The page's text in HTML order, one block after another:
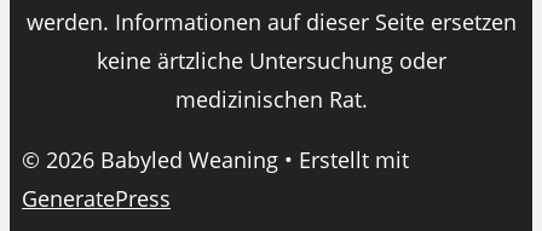
werden. Informationen auf dieser Seite ersetzen
keine ärtzliche Untersuchung oder
medizinischen Rat.
© 2026 Babyled Weaning • Erstellt mit
GeneratePress